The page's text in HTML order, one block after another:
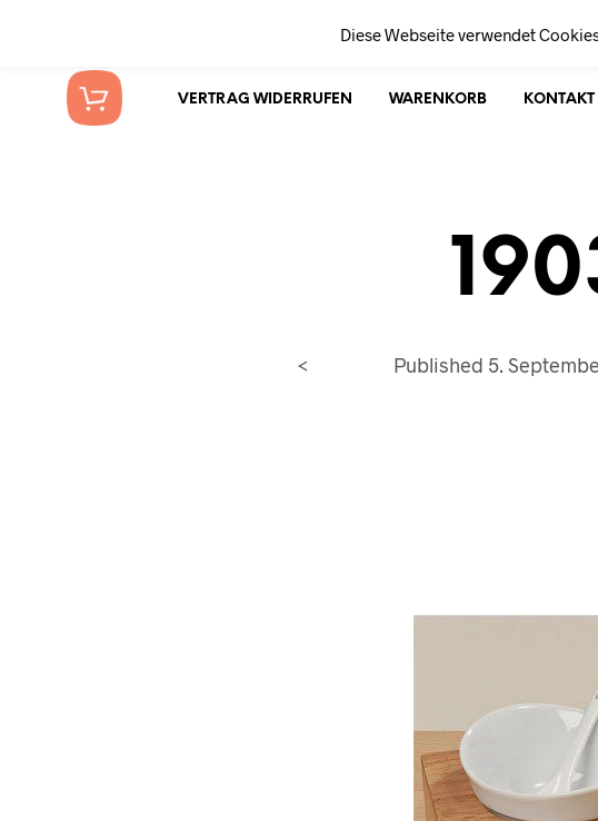
VERTRAG WIDERRUFEN WARENKORB KONTAKT
Published 5.
<
Diese Webseite verwendet